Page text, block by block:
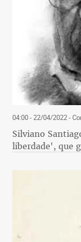
04:00 - 22/04/2022-
Silviano
liberdade', que